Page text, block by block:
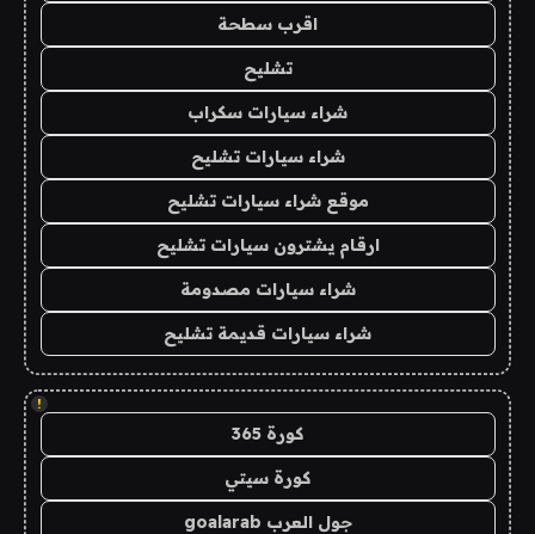
اقرب سطحة
تشليح
شراء سيارات سكراب
شراء سيارات تشليح
موقع شراء سيارات تشليح
ارقام يشترون سيارات تشليح
شراء سيارات مصدومة
شراء سيارات قديمة تشليح
!
كورة 365
كورة سيتي
جول العرب goalarab